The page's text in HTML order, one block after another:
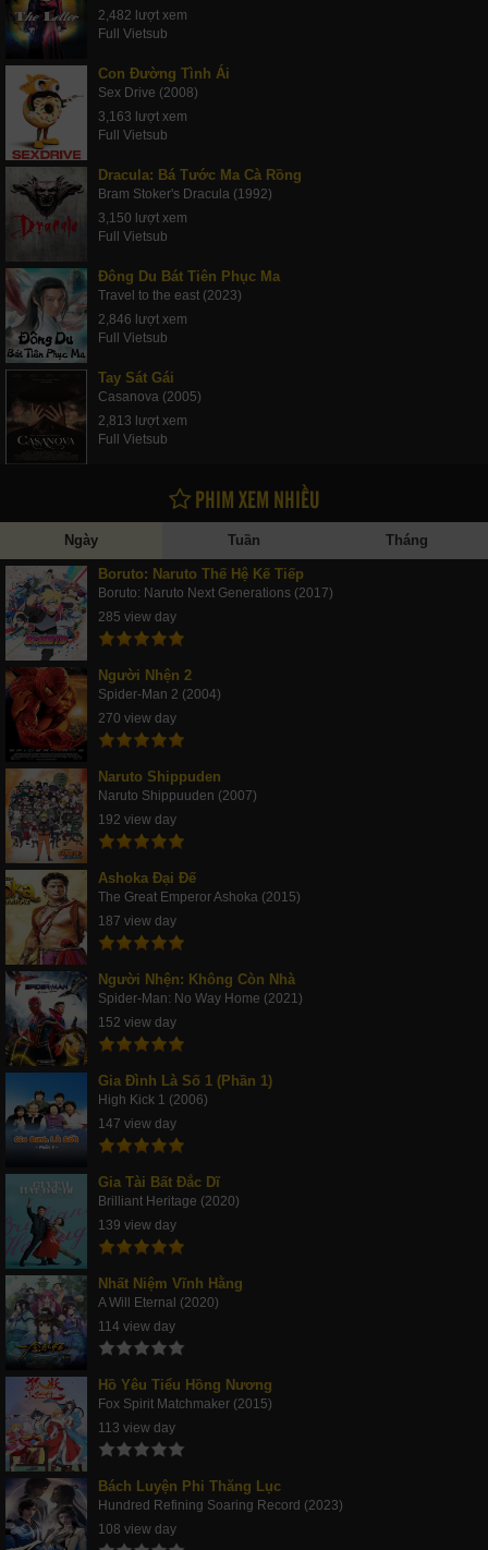
2,482 lượt xem
Full Vietsub
Con Đường Tình Ái
Sex Drive (2008)
3,163 lượt xem
Full Vietsub
Dracula: Bá Tước Ma Cà Rồng
Bram Stoker's Dracula (1992)
3,150 lượt xem
Full Vietsub
Đông Du Bát Tiên Phục Ma
Travel to the east (2023)
2,846 lượt xem
Full Vietsub
Tay Sát Gái
Casanova (2005)
2,813 lượt xem
Full Vietsub
PHIM XEM NHIỀU
Ngày Tuần Tháng
Boruto: Naruto Thế Hệ Kế Tiếp
Boruto: Naruto Next Generations (2017)
285 view day
Người Nhện 2
Spider-Man 2 (2004)
270 view day
Naruto Shippuden
Naruto Shippuuden (2007)
192 view day
Ashoka Đại Đế
The Great Emperor Ashoka (2015)
187 view day
Người Nhện: Không Còn Nhà
Spider-Man: No Way Home (2021)
152 view day
Gia Đình Là Số 1 (Phần 1)
High Kick 1 (2006)
147 view day
Gia Tài Bất Đắc Dĩ
Brilliant Heritage (2020)
139 view day
Nhất Niệm Vĩnh Hằng
A Will Eternal (2020)
114 view day
Hồ Yêu Tiểu Hồng Nương
Fox Spirit Matchmaker (2015)
113 view day
Bách Luyện Phi Thăng Lục
Hundred Refining Soaring Record (2023)
108 view day